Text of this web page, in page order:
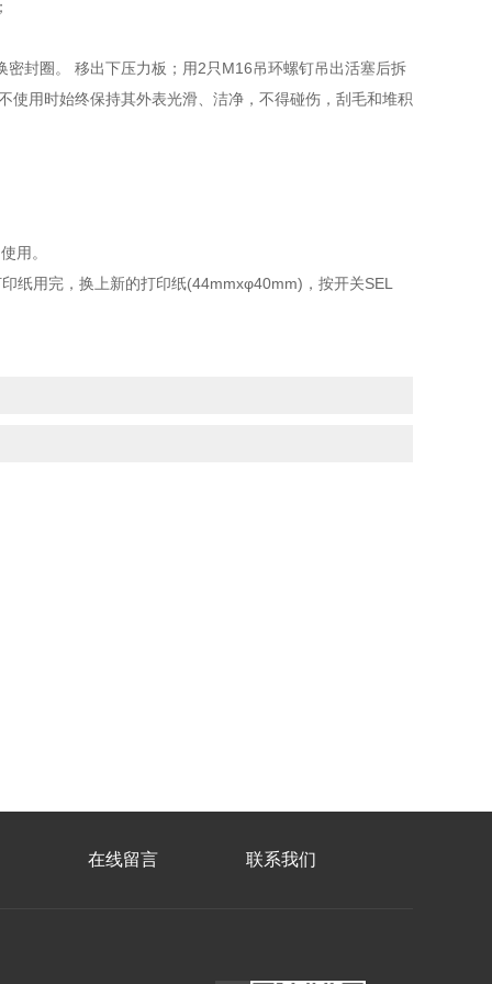
封圈。 移出下压力板；用2只M16吊环螺钉吊出活塞后拆
使用时始终保持其外表光滑、洁净，不得碰伤，刮毛和堆积
用。
纸用完，换上新的打印纸(44mmxφ40mm)，按开关SEL
在线留言 联系我们